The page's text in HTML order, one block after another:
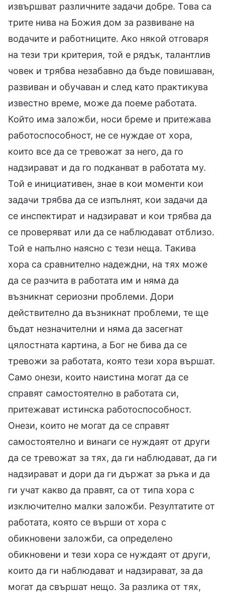
извършват различните задачи добре. Това са
трите нива на Божия дом за развиване на
водачите и работниците. Ако някой отговаря
на тези три критерия, той е рядък, талантлив
човек и трябва незабавно да бъде повишаван,
развиван и обучаван и след като практикува
известно време, може да поеме работата.
Който има заложби, носи бреме и притежава
работоспособност, не се нуждае от хора,
които все да се тревожат за него, да го
надзирават и да го подканват в работата му.
Той е инициативен, знае в кои моменти кои
задачи трябва да се изпълнят, кои задачи да
се инспектират и надзирават и кои трябва да
се проверяват или да се наблюдават отблизо.
Той е напълно наясно с тези неща. Такива
хора са сравнително надеждни, на тях може
да се разчита в работата им и няма да
възникнат сериозни проблеми. Дори
действително да възникнат проблеми, те ще
бъдат незначителни и няма да засегнат
цялостната картина, а Бог не бива да се
тревожи за работата, която тези хора вършат.
Само онези, които наистина могат да се
справят самостоятелно в работата си,
притежават истинска работоспособност.
Онези, които не могат да се справят
самостоятелно и винаги се нуждаят от други
да се тревожат за тях, да ги наблюдават, да ги
надзирават и дори да ги държат за ръка и да
ги учат какво да правят, са от типа хора с
изключително малки заложби. Резултатите от
работата, която се върши от хора с
обикновени заложби, са определено
обикновени и тези хора се нуждаят от други,
които да ги наблюдават и надзирават, за да
могат да свършат нещо. За разлика от тях,